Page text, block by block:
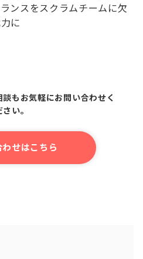
ンスをスクラムチームに欠
に
もお気軽にお問い合わせく
さい。
わせはこちら